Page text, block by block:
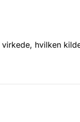
hvilken